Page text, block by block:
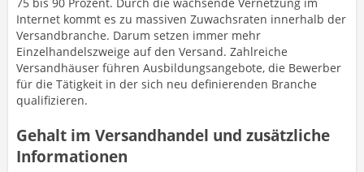
Internet kommt es zu massiven Zuwachsraten innerhalb der
Versandbranche. Darum setzen immer mehr
Einzelhandelszweige auf den Versand. Zahlreiche
Versandhäuser führen Ausbildungsangebote, die Bewerber
für die Tätigkeit in der sich neu definierenden Branche
qualifizieren.
Gehalt im Versandhandel und zusätzliche
Informationen